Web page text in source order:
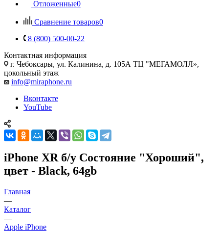
Отложенные0
Сравнение товаров0
8 (800) 500-00-22
Контактная информация
г. Чебоксары, ул. Калинина, д. 105А ТЦ "МЕГАМОЛЛ»,
цокольный этаж
info@miraphone.ru
Вконтакте
YouTube
iPhone XR б/у Состояние "Хороший",
цвет - Black, 64gb
Главная
—
Каталог
—
Apple iPhone